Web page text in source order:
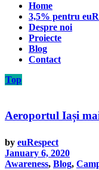
Home
3,5% pentru
Despre noi
Proiecte
Blog
Contact
Top
Aeroportul Iași
by euRespect
January 6, 2020
Awareness, Blog,